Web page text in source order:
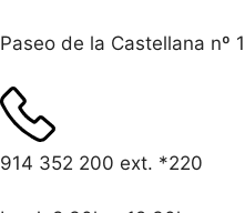
Paseo de la Castellana nº
914 352 200 ext. *220